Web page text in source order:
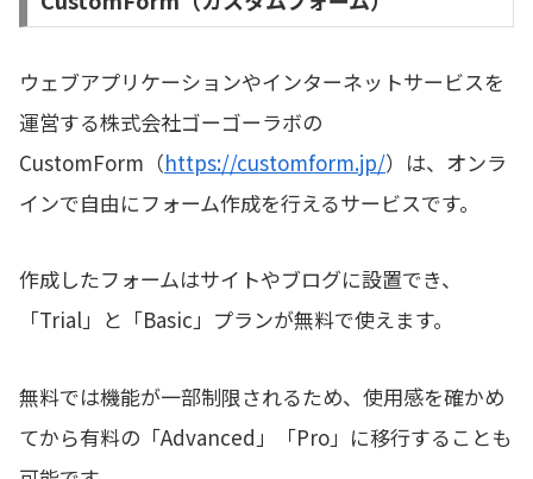
ウェブアプリケーションやインターネットサービスを
運営する株式会社ゴーゴーラボの
CustomForm（https://customform.jp/）は、オンラ
インで自由にフォーム作成を行えるサービスです。
作成したフォームはサイトやブログに設置でき、
「Trial」と「Basic」プランが無料で使えます。
無料では機能が一部制限されるため、使用感を確かめ
てから有料の「Advanced」「Pro」に移行することも